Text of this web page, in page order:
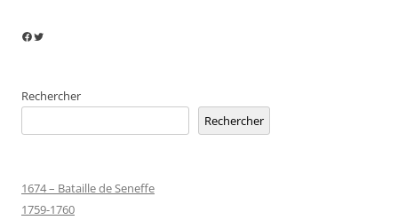
Facebook
Twitter
Rechercher
Rechercher
1674 – Bataille de Seneffe
1759-1760